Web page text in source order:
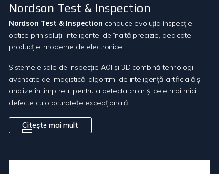
Nordson Test & Inspection
Nordson Test & Inspection conduce evoluția inspecției
optice prin soluții inteligente, de înaltă precizie, dedicate
producției moderne de electronice.
Sistemele sale de inspecție AOI și 3D combină tehnologii
avansate de imagistică, algoritmi de inteligență artificială și
analize în timp real pentru a detecta chiar și cele mai mici
defecte cu o acuratețe excepțională.
Citeşte mai mult